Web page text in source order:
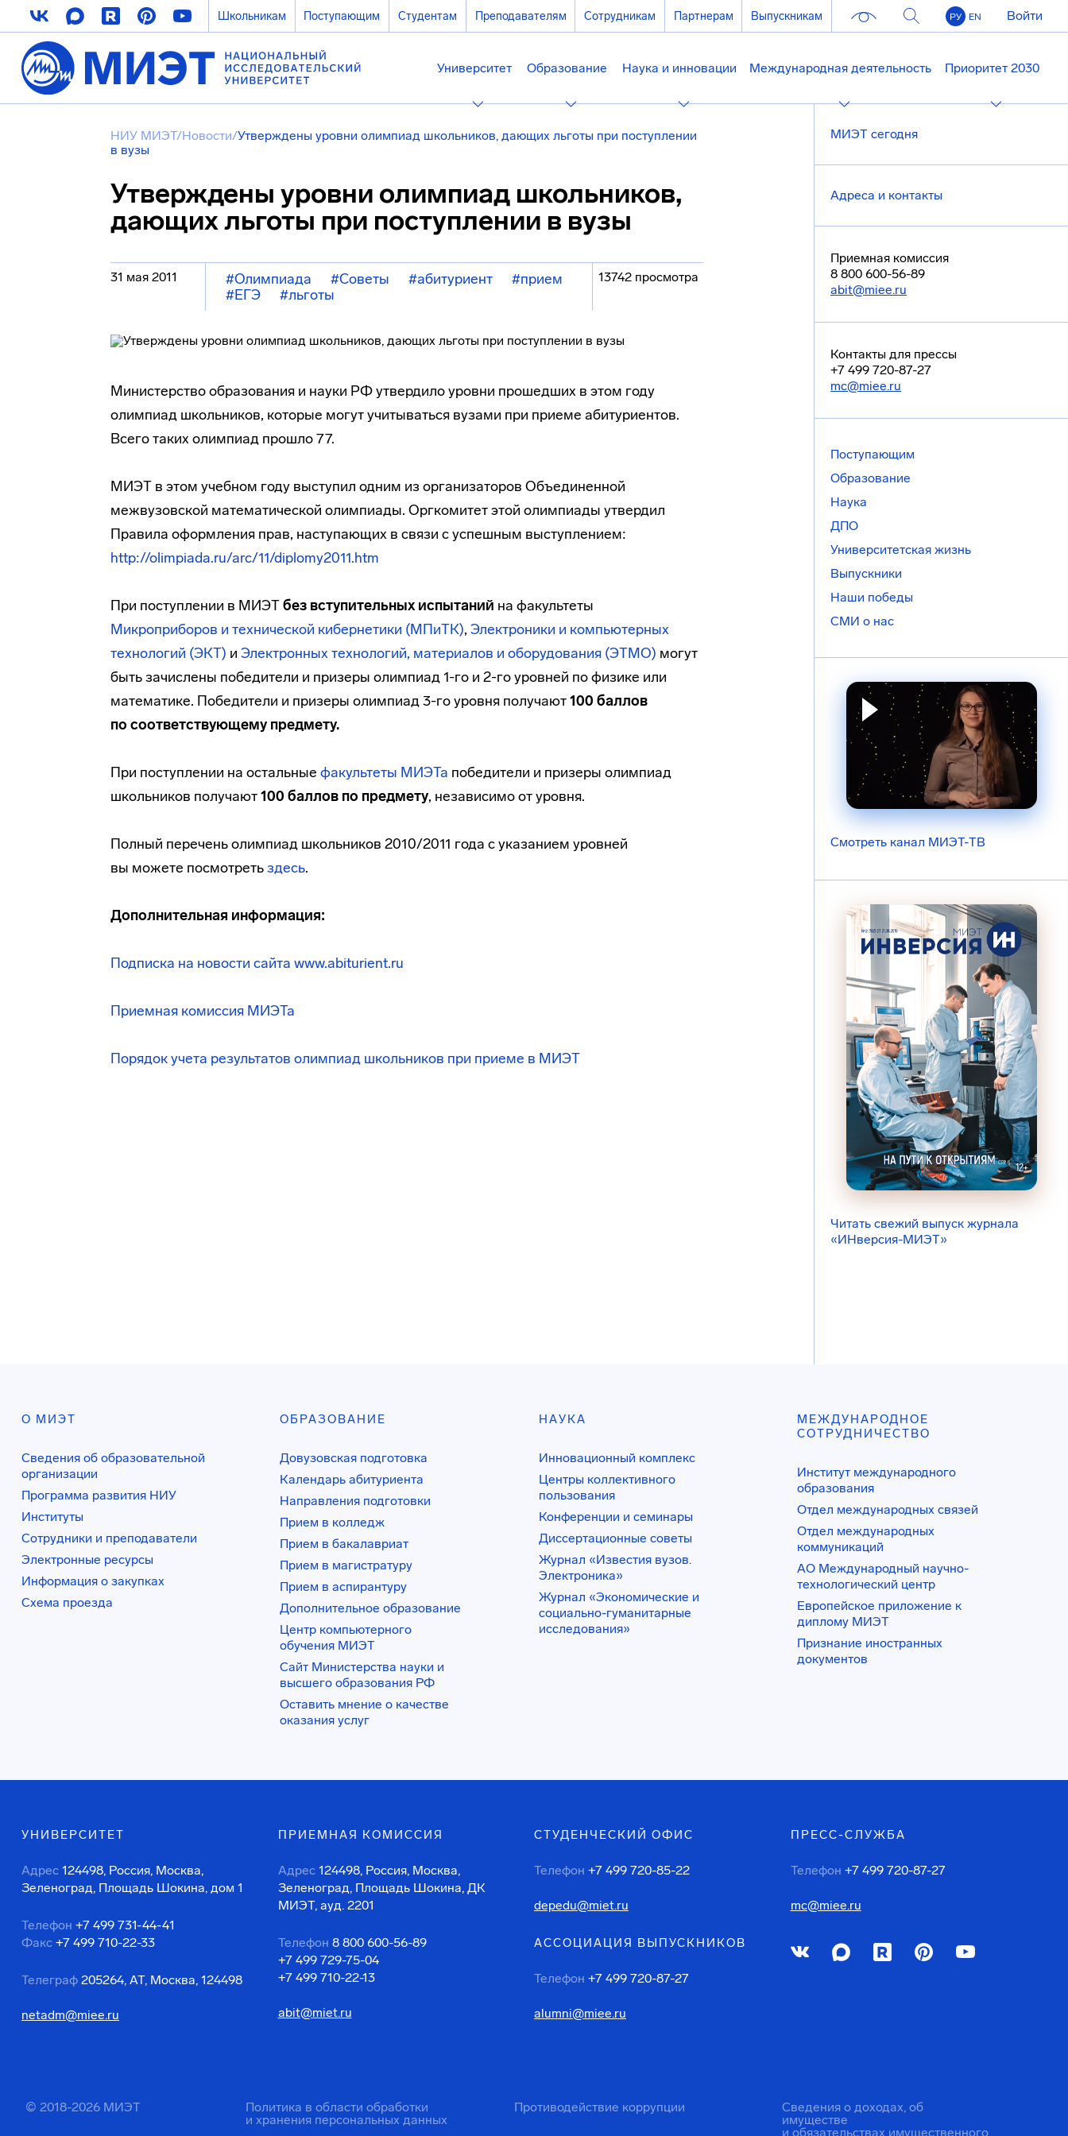
Школьникам Поступающим Студентам Преподавателям Сотрудникам Партнерам Выпускникам РУ EN Войти
Университет Образование Наука и инновации Международная деятельность Приоритет 2030
НИУ МИЭТ/Новости/Утверждены уровни олимпиад школьников, дающих льготы при поступлении
в вузы
Утверждены уровни олимпиад школьников,
дающих льготы при поступлении в вузы
31 мая 2011 #Олимпиада #Советы #абитуриент
#прием
#ЕГЭ
#льготы
13742 просмотра
Министерство образования и науки РФ утвердило уровни прошедших в этом году
олимпиад школьников, которые могут учитываться вузами при приеме абитуриентов.
Всего таких олимпиад прошло 77.
МИЭТ в этом учебном году выступил одним из организаторов Объединенной
межвузовской математической олимпиады. Оргкомитет этой олимпиады утвердил
Правила оформления прав, наступающих в связи с успешным выступлением:
http://olimpiada.ru/arc/11/diplomy2011.htm
При поступлении в МИЭТбез вступительных испытаний на факультеты
Микроприборов и технической кибернетики (МПиТК), Электроники и компьютерных
технологий (ЭКТ) и Электронных технологий, материалов и оборудования (ЭТМО) могут
быть зачислены победители и призеры олимпиад 1-го и 2-го уровней по физике или
математике. Победители и призеры олимпиад 3-го уровня получают100 баллов
по соответствующему предмету.
При поступлении на остальные факультеты МИЭТа победители и призеры олимпиад
школьников получают100 баллов по предмету, независимо от уровня.
Полный перечень олимпиад школьников 2010/2011 года с указанием уровней
вы можете посмотретьздесь.
Дополнительная информация:
Подписка на новости сайта www.abiturient.ru
Приемная комиссия МИЭТа
Порядок учета результатов олимпиад школьников при приеме в МИЭТ
МИЭТ сегодня
Адреса и контакты
Приемная комиссия
8 800 600-56-89
abit@miee.ru
Контакты для прессы
+7 499 720-87-27
mc@miee.ru
Поступающим
Образование
Наука
ДПО
Университетская жизнь
Выпускники
Наши победы
СМИ о нас
Смотреть канал МИЭТ-ТВ
Читать свежий выпуск журнала
«ИНверсия-МИЭТ»
О МИЭТ
Сведения об образовательной
организации
Программа развития НИУ
Институты
Сотрудники и преподаватели
Электронные ресурсы
Информация о закупках
Схема проезда
ОБРАЗОВАНИЕ
Довузовская подготовка
Календарь абитуриента
Направления подготовки
Прием в колледж
Прием в бакалавриат
Прием в магистратуру
Прием в аспирантуру
Дополнительное образование
Центр компьютерного
обучения МИЭТ
Сайт Министерства науки и
высшего образования РФ
Оставить мнение о качестве
оказания услуг
НАУКА
Инновационный комплекс
Центры коллективного
пользования
Конференции и семинары
Диссертационные советы
Журнал «Известия вузов.
Электроника»
Журнал «Экономические и
социально-гуманитарные
исследования»
МЕЖДУНАРОДНОЕ
СОТРУДНИЧЕСТВО
Институт международного
образования
Отдел международных связей
Отдел международных
коммуникаций
АО Международный научно-
технологический центр
Европейское приложение к
диплому МИЭТ
Признание иностранных
документов
УНИВЕРСИТЕТ
Адрес 124498, Россия, Москва,
Зеленоград, Площадь Шокина, дом 1
Телефон +7 499 731-44-41
Факс +7 499 710-22-33
Телеграф 205264, АТ, Москва, 124498
netadm@miee.ru
ПРИЕМНАЯ КОМИССИЯ
Адрес 124498, Россия, Москва,
Зеленоград, Площадь Шокина, ДК
МИЭТ, ауд. 2201
Телефон 8 800 600-56-89
+7 499 729-75-04
+7 499 710-22-13
abit@miet.ru
СТУДЕНЧЕСКИЙ ОФИС
Телефон +7 499 720-85-22
depedu@miet.ru
АССОЦИАЦИЯ ВЫПУСКНИКОВ
Телефон +7 499 720-87-27
alumni@miee.ru
ПРЕСС-СЛУЖБА
Телефон +7 499 720-87-27
mc@miee.ru
© 2018-2026 МИЭТ
Политика в области обработки
и хранения персональных данных
Противодействие коррупции
Сведения о доходах, об
имуществе
и обязательствах имущественного